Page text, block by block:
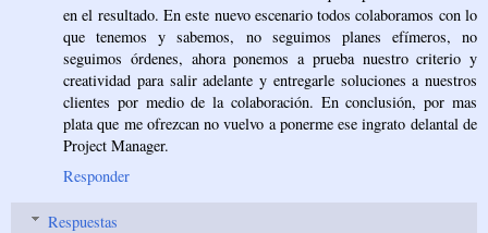
en el resultado. En este nuevo escenario todos colaboramos con lo
que tenemos y sabemos, no seguimos planes efímeros, no
seguimos órdenes, ahora ponemos a prueba nuestro criterio y
creatividad para salir adelante y entregarle soluciones a nuestros
clientes por medio de la colaboración. En conclusión, por mas
plata que me ofrezcan no vuelvo a ponerme ese ingrato delantal de
Project Manager.
Responder
Respuestas